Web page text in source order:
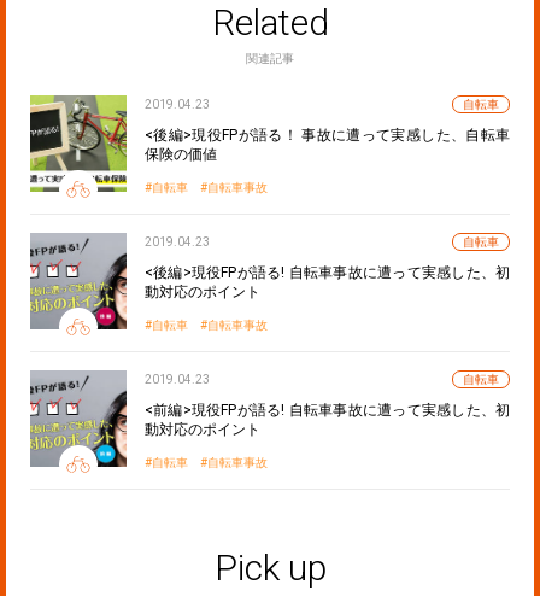
Related
関連記事
2019.04.23 自転車
<後編>現役FPが語る！ 事故に遭って実感した、自転車
保険の価値
自転車 自転車事故
2019.04.23 自転車
<後編>現役FPが語る! 自転車事故に遭って実感した、初
動対応のポイント
自転車 自転車事故
2019.04.23 自転車
<前編>現役FPが語る! 自転車事故に遭って実感した、初
動対応のポイント
自転車 自転車事故
Pick up